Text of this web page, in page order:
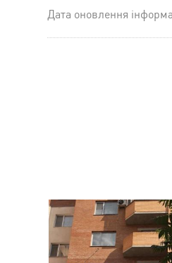
Дата оновлення